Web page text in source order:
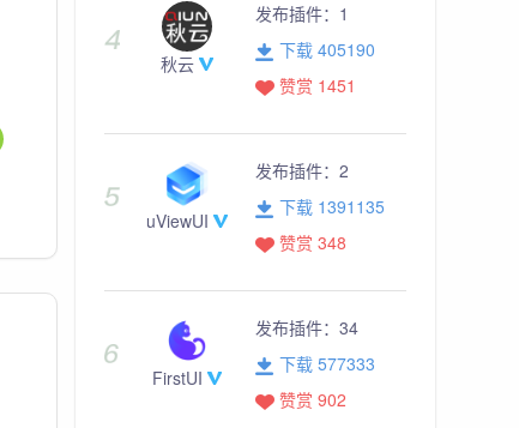
秋云
发布插件： 1
下载 405190
赞赏 1451
uViewUI
发布插件： 2
下载 1391135
赞赏 348
FirstUI
发布插件： 34
下载 577333
赞赏 902